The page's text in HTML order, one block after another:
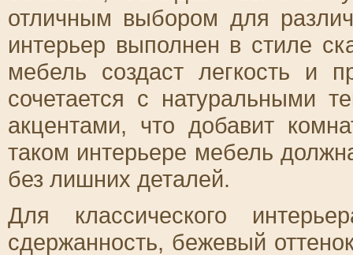
отличным выбором для
интерьер выполнен в стиле
мебель создаст легкость и
сочетается с натуральными
акцентами, что добавит
таком интерьере мебель
без лишних деталей.
Для классического
сдержанность, бежевый